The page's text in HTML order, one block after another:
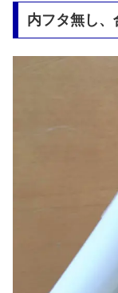
内フタ無し